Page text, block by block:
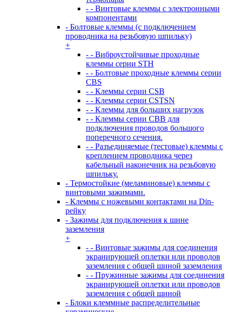
- - Винтовые клеммы с электронными
компонентами
- Болтовые клеммы (с подключением
проводника на резьбовую шпильку)
+
- - Виброустойчивые проходные
клеммы серии STH
- - Болтовые проходные клеммы серии
CBS
- - Клеммы серии CSB
- - Клеммы серии CSTSN
- - Клеммы для больших нагрузок
- - Клеммы серии CBB для
подключения проводов большого
поперечного сечения.
- - Разъединяемые (тестовые) клеммы с
креплением проводника через
кабельный наконечник на резьбовую
шпильку.
- Термостойкие (меламиновые) клеммы с
винтовыми зажимами.
- Клеммы с ножевыми контактами на Din-
рейку
- Зажимы для подключения к шине
заземления
+
- - Винтовые зажимы для соединения
экранирующей оплетки или проводов
заземления с общей шиной заземления
- - Пружинные зажимы для соединения
экранирующей оплетки или проводов
заземления с общей шиной
- Блоки клеммные распределительные